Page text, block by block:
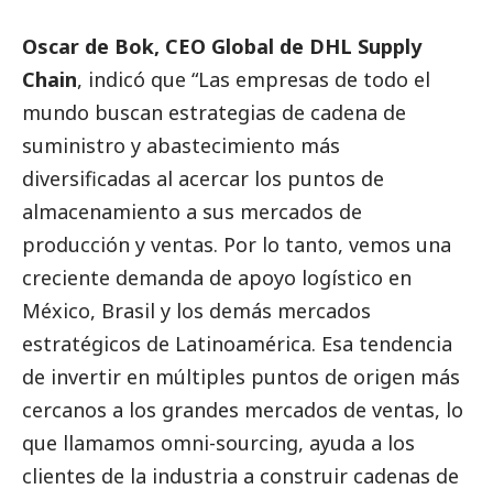
Oscar de Bok, CEO Global de DHL Supply
Chain, indicó que “Las empresas de todo el
mundo buscan estrategias de cadena de
suministro y abastecimiento más
diversificadas al acercar los puntos de
almacenamiento a sus mercados de
producción y ventas. Por lo tanto, vemos una
creciente demanda de apoyo logístico en
México, Brasil y los demás mercados
estratégicos de Latinoamérica. Esa tendencia
de invertir en múltiples puntos de origen más
cercanos a los grandes mercados de ventas, lo
que llamamos omni-sourcing, ayuda a los
clientes de la industria a construir cadenas de